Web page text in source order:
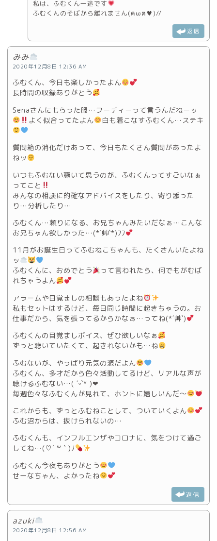
私は、ふむくん一途です
ふむくんのそばから離れません(ฅωฅ♥)//
返信
みみ
2020年12月8日 12:36 AM
ふむくん、今日も楽しかったよん
長時間の収録ありがとう
Senaさんにもらった服…フーディーって言うんだねーッ
よく似合ってたよん
白も着こなすふむくん…ステキ
質問箱の消化だけあって、今日もたくさん質問があったよ
ねッ
いつもふむない聴いて思うのが、ふむくんってすごいなぁ
ってこと
みんなの相談に的確なアドバイスをしたり、寄り添った
り…分析したり…
ふむくん…頼りになる、お兄ちゃんみたいだなぁ…こんな
お兄ちゃん欲しかった…(*´艸`*)ﾌﾌ
11月がお誕生日ってふむねこちゃんも、たくさんいたよね
ッ
ふむくんに、おめでとう
って言われたら、何でもがむば
れちゃうよん
アラームや目覚ましの相談もあったよね
私もセットはするけど、毎日同じ時間に起きちゃうの。お
仕事だから、気を張ってるからかなぁ…ってね(*´艸`)
ふむくんの目覚ましボイス、ぜひ欲しいなぁ
ずっと聴いていたくて、起きれないかも…ね
ふむないが、やっぱり元気の源だよん
ふむくん、多才だから色々活動してるけど、リアルな声が
聴けるふむない…( ´ᵕ`* )‪‪❤︎‬
毎週色々なふむくんが見れて、ホントに嬉しいんだ〜
これからも、ずっとふむねことして、ついていくよん
ふむ沼からは、抜けられないの…
ふむくんも、インフルエンザやコロナに、気をつけて過ご
してね…(♡´ ꒳ ` )ﾉ
ふむくん今夜もありがとう
せーなちゃん、よかったね
返信
azuki
2020年12月8日 12:56 AM